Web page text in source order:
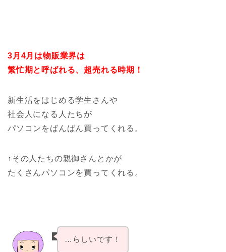
3月4月は物販業界は
繁忙期と呼ばれる、超売れる時期！
新生活をはじめる学生さんや
社会人になる人たちが
パソコンをばんばん買ってくれる。
↑その人たちの親御さんとかが
たくさんパソコンを買ってくれる。
…らしいです！